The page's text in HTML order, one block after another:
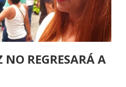
REGRESARÁ A